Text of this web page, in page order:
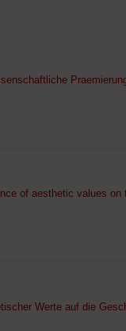
of aesthetic values
Werte auf die